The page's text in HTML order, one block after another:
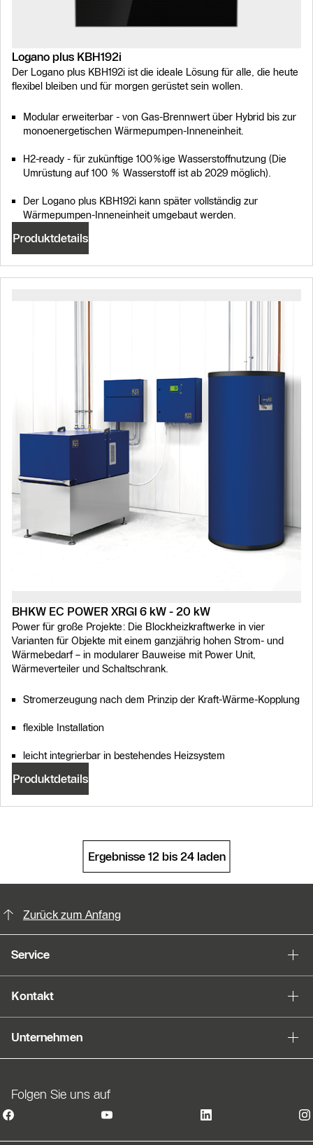
Logano plus KBH192i
Der Logano plus KBH192i ist die ideale Lösung für alle, die heute
flexibel bleiben und für morgen gerüstet sein wollen.
Modular erweiterbar - von Gas-Brennwert über Hybrid bis zur
monoenergetischen Wärmepumpen-Inneneinheit.
H2-ready - für zukünftige 100%ige Wasserstoffnutzung (Die
Umrüstung auf 100 % Wasserstoff ist ab 2029 möglich).
Der Logano plus KBH192i kann später vollständig zur
Wärmepumpen-Inneneinheit umgebaut werden.
Produktdetails
BHKW EC POWER XRGI 6 kW - 20 kW
Power für große Projekte: Die Blockheizkraftwerke in vier
Varianten für Objekte mit einem ganzjährig hohen Strom- und
Wärmebedarf – in modularer Bauweise mit Power Unit,
Wärmeverteiler und Schaltschrank.
Stromerzeugung nach dem Prinzip der Kraft-Wärme-Kopplung
flexible Installation
leicht integrierbar in bestehendes Heizsystem
Produktdetails
Ergebnisse 12 bis 24 laden
Zurück zum Anfang
Service
Kontakt
Unternehmen
Folgen Sie uns auf